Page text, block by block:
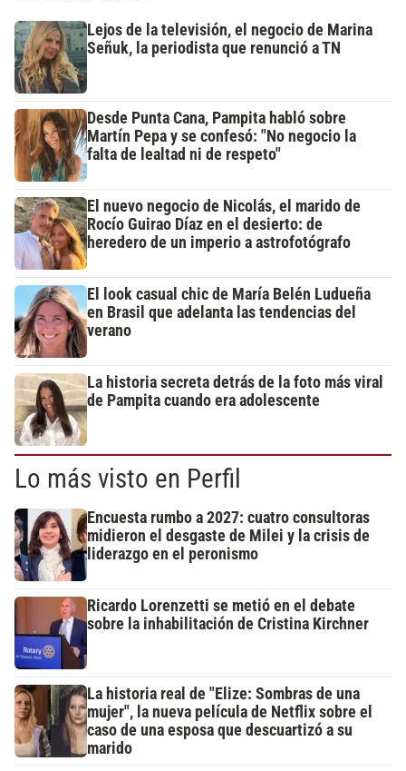
Lejos de la televisión, el negocio de Marina
Señuk, la periodista que renunció a TN
Desde Punta Cana, Pampita habló sobre
Martín Pepa y se confesó: "No negocio la
falta de lealtad ni de respeto"
El nuevo negocio de Nicolás, el marido de
Rocío Guirao Díaz en el desierto: de
heredero de un imperio a astrofotógrafo
El look casual chic de María Belén Ludueña
en Brasil que adelanta las tendencias del
verano
La historia secreta detrás de la foto más viral
de Pampita cuando era adolescente
Lo más visto en Perfil
Encuesta rumbo a 2027: cuatro consultoras
midieron el desgaste de Milei y la crisis de
liderazgo en el peronismo
Ricardo Lorenzetti se metió en el debate
sobre la inhabilitación de Cristina Kirchner
La historia real de "Elize: Sombras de una
mujer", la nueva película de Netflix sobre el
caso de una esposa que descuartizó a su
marido